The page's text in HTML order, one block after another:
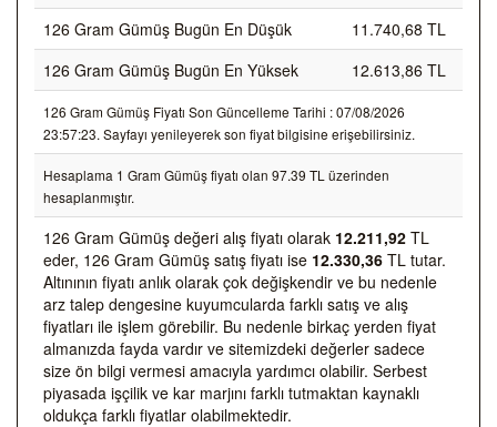
126 Gram Gümüş Bugün En Düşük
11.740,68 TL
126 Gram Gümüş Bugün En Yüksek
12.613,86 TL
126 Gram Gümüş Fiyatı Son Güncelleme Tarihi : 07/08/2026
23:57:23. Sayfayı yenileyerek son fiyat bilgisine erişebilirsiniz.
Hesaplama 1 Gram Gümüş fiyatı olan 97.39 TL üzerinden
hesaplanmıştır.
126 Gram Gümüş değeri alış fiyatı olarak 12.211,92 TL
eder, 126 Gram Gümüş satış fiyatı ise 12.330,36 TL tutar.
Altınının fiyatı anlık olarak çok değişkendir ve bu nedenle
arz talep dengesine kuyumcularda farklı satış ve alış
fiyatları ile işlem görebilir. Bu nedenle birkaç yerden fiyat
almanızda fayda vardır ve sitemizdeki değerler sadece
size ön bilgi vermesi amacıyla yardımcı olabilir. Serbest
piyasada işçilik ve kar marjını farklı tutmaktan kaynaklı
oldukça farklı fiyatlar olabilmektedir.